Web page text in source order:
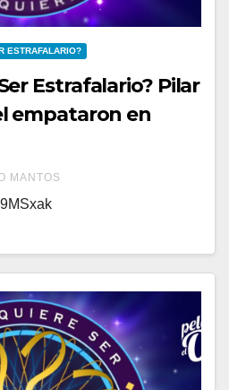
ESTRAFALARIO?
Estrafalario? Pilar
empataron en
MANTOS